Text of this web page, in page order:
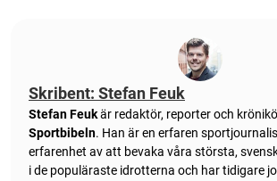
Skribent: Stefan Feuk
Stefan Feukär redaktör, reporter och
Sportbibeln. Han är en erfaren
erfarenhet av att bevaka våra största,
i de populäraste idrotterna och har tidigare